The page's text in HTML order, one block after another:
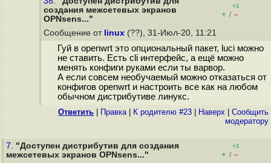
создания межсетевых экранов
OPNsens..."
+1
+ / –
Сообщение от linux (??), 31-Июл-20, 11:21
Гуй в openwrt это опциональный пакет, luci можно
не ставить. Есть cli интерфейс, а ещё можно
менять конфиги руками если ты варвор.
А если совсем необучаемый можно отказаться от
конфигов openwrt и настроить все как на любом
обычном дистрибутиве линукс.
Ответить Правка| К родителю #23 Наверх
Cообщить
модератору
7. "Доступен дистрибутив для создания
межсетевых экранов OPNsens..."
+2
+ / –